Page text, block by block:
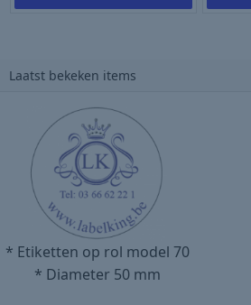
Laatst bekeken items
* Etiketten op rol model 70
* Diameter 50 mm